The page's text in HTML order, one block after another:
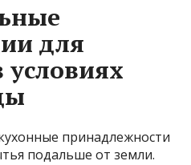
для
принадлежности
подальше от земли.